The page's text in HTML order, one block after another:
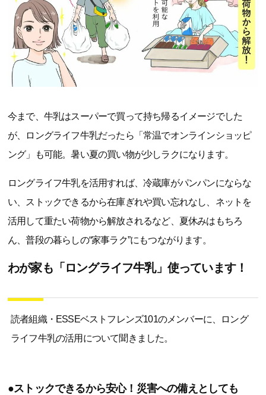
今まで、牛乳はスーパーで買って持ち帰るイメージでした
が、ロングライフ牛乳だったら「常温でオンラインショッピ
ング」も可能。暑い夏の買い物が少しラクになります。
ロングライフ牛乳を活用すれば、冷蔵庫がパンパンにならな
い、ストックできるから在庫ぎれや買い忘れなし、ネットを
活用して重たい荷物から解放されるなど、夏休みはもちろ
ん、普段の暮らしの“家事ラク”にもつながります。
わが家も「ロングライフ牛乳」使っています！
読者組織・ESSEベストフレンズ101のメンバーに、ロング
ライフ牛乳の活用について聞きました。
●ストックできるから安心！災害への備えとしても